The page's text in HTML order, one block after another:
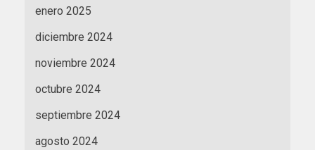
enero 2025
diciembre 2024
noviembre 2024
octubre 2024
septiembre 2024
agosto 2024